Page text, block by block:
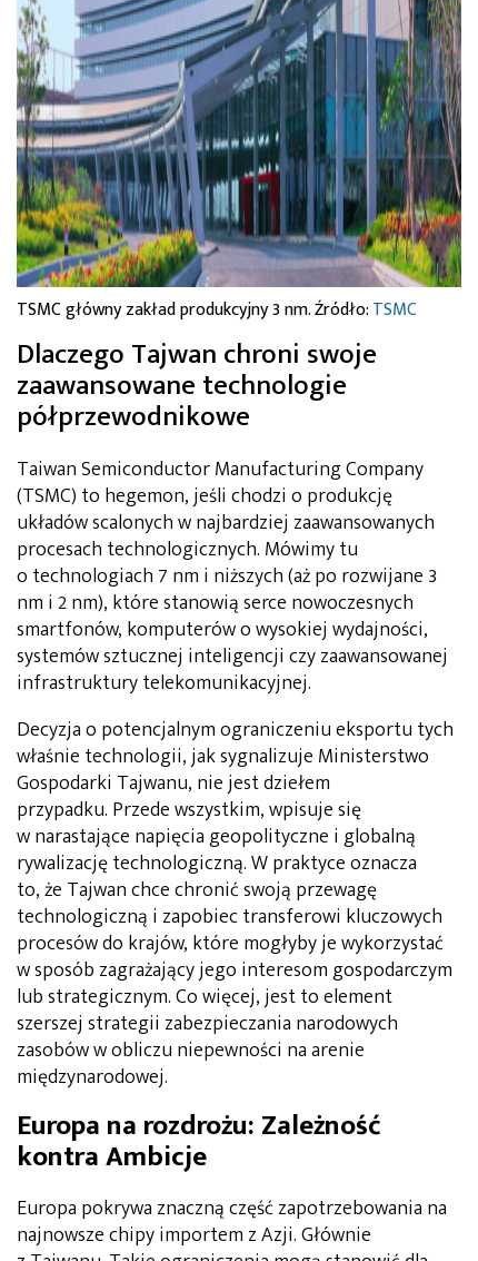
TSMC główny zakład produkcyjny 3 nm. Źródło:TSMC
Dlaczego Tajwan chroni swoje
zaawansowane technologie
półprzewodnikowe
Taiwan Semiconductor Manufacturing Company
(TSMC) to hegemon, jeśli chodzi o produkcję
układów scalonych w najbardziej zaawansowanych
procesach technologicznych. Mówimy tu
o technologiach 7 nm i niższych (aż po rozwijane 3
nm i 2 nm), które stanowią serce nowoczesnych
smartfonów, komputerów o wysokiej wydajności,
systemów sztucznej inteligencji czy zaawansowanej
infrastruktury telekomunikacyjnej.
Decyzja o potencjalnym ograniczeniu eksportu tych
właśnie technologii, jak sygnalizuje Ministerstwo
Gospodarki Tajwanu, nie jest dziełem
przypadku. Przede wszystkim, wpisuje się
w narastające napięcia geopolityczne i globalną
rywalizację technologiczną.W praktyce oznacza
to,że Tajwan chce chronić swoją przewagę
technologiczną i zapobiec transferowi kluczowych
procesów do krajów, które mogłyby je wykorzystać
w sposób zagrażający jego interesom gospodarczym
lub strategicznym.Co więcej,jest to element
szerszej strategii zabezpieczania narodowych
zasobów w obliczu niepewności na arenie
międzynarodowej.
Europa na rozdrożu: Zależność
kontra Ambicje
Europa pokrywa znaczną część zapotrzebowania na
najnowsze chipy importem z Azji. Głównie